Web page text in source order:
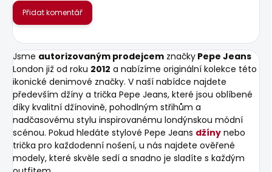
Přidat komentář
Jsme autorizovaným prodejcem značky Pepe Jeans
London již od roku 2012 a nabízíme originální kolekce této
ikonické denimové značky. V naší nabídce najdete
především džíny a trička Pepe Jeans, které jsou oblíbené
díky kvalitní džínovině, pohodlným střihům a
nadčasovému stylu inspirovanému londýnskou módní
scénou. Pokud hledáte stylové Pepe Jeans džíny nebo
trička pro každodenní nošení, u nás najdete ověřené
modely, které skvěle sedí a snadno je sladíte s každým